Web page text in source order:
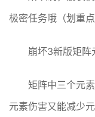
极密任务哦（划重点
崩坏3新版矩阵
矩阵中三个元
元素伤害又能减少